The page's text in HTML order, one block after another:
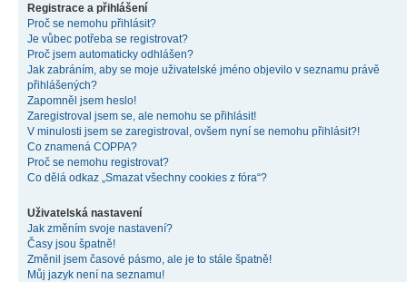
Registrace a přihlášení
Proč se nemohu přihlásit?
Je vůbec potřeba se registrovat?
Proč jsem automaticky odhlášen?
Jak zabráním, aby se moje uživatelské jméno objevilo v seznamu právě
přihlášených?
Zapomněl jsem heslo!
Zaregistroval jsem se, ale nemohu se přihlásit!
V minulosti jsem se zaregistroval, ovšem nyní se nemohu přihlásit?!
Co znamená COPPA?
Proč se nemohu registrovat?
Co dělá odkaz „Smazat všechny cookies z fóra“?
Uživatelská nastavení
Jak změním svoje nastavení?
Časy jsou špatně!
Změnil jsem časové pásmo, ale je to stále špatně!
Můj jazyk není na seznamu!